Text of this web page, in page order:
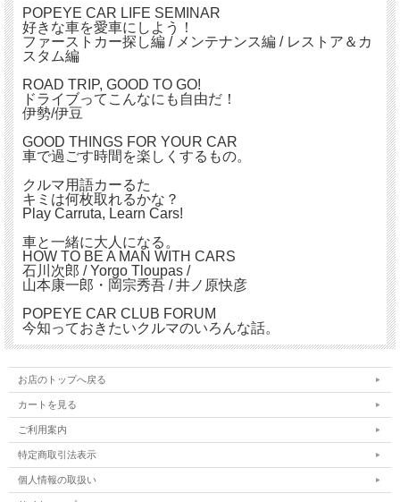
POPEYE CAR LIFE SEMINAR
好きな車を愛車にしよう！
ファーストカー探し編 / メンテナンス編 / レストア＆カ
スタム編
ROAD TRIP, GOOD TO GO!
ドライブってこんなにも自由だ！
伊勢/伊豆
GOOD THINGS FOR YOUR CAR
車で過ごす時間を楽しくするもの。
クルマ用語カーるた
キミは何枚取れるかな？
Play Carruta, Learn Cars!
車と一緒に大人になる。
HOW TO BE A MAN WITH CARS
石川次郎 / Yorgo Tloupas /
山本康一郎・岡宗秀吾 / 井ノ原快彦
POPEYE CAR CLUB FORUM
今知っておきたいクルマのいろんな話。
お店のトップへ戻る
カートを見る
ご利用案内
特定商取引法表示
個人情報の取扱い